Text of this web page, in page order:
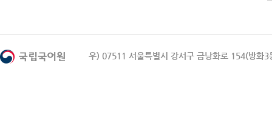
우) 07511 서울특별시 강서구 금낭화로 154(방화3